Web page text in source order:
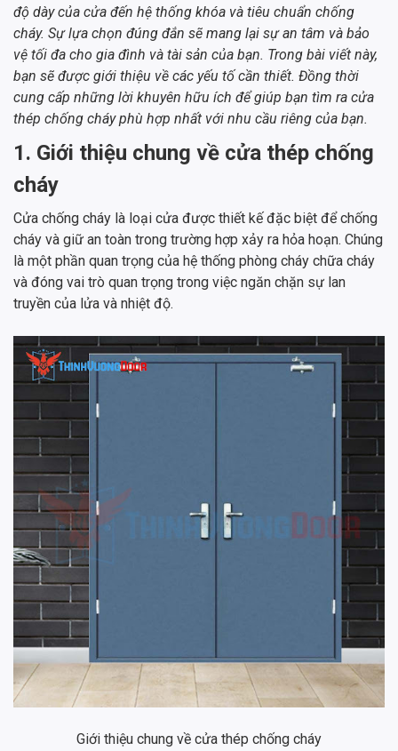
độ dày của cửa đến hệ thống khóa và tiêu chuẩn chống
cháy. Sự lựa chọn đúng đắn sẽ mang lại sự an tâm và bảo
vệ tối đa cho gia đình và tài sản của bạn. Trong bài viết này,
bạn sẽ được giới thiệu về các yếu tố cần thiết. Đồng thời
cung cấp những lời khuyên hữu ích để giúp bạn tìm ra cửa
thép chống cháy phù hợp nhất với nhu cầu riêng của bạn.
1. Giới thiệu chung về cửa thép chống
cháy
Cửa chống cháy là loại cửa được thiết kế đặc biệt để chống
cháy và giữ an toàn trong trường hợp xảy ra hỏa hoạn. Chúng
là một phần quan trọng của hệ thống phòng cháy chữa cháy
và đóng vai trò quan trọng trong việc ngăn chặn sự lan
truyền của lửa và nhiệt độ.
Giới thiệu chung về cửa thép chống cháy